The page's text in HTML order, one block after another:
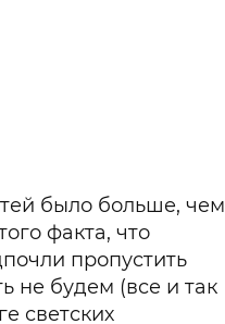
было больше, чем
факта, что
пропустить
не будем (все и так
светских